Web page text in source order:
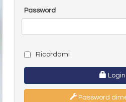
Password
Ricordami
Login
Password